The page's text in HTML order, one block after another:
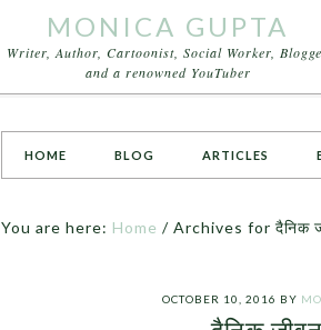
MONICA GUPTA
Writer, Author, Cartoonist, Social Worker,
and a renowned YouTuber
HOME BLOG ARTICLES
You are here: Home / Archives for दैनिक
OCTOBER 10, 2016 BY